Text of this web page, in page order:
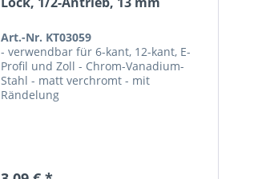
Art.-Nr. KT03059
- verwendbar für 6-kant, 12-kant, E-
Profil und Zoll - Chrom-Vanadium-
Stahl - matt verchromt - mit
Rändelung